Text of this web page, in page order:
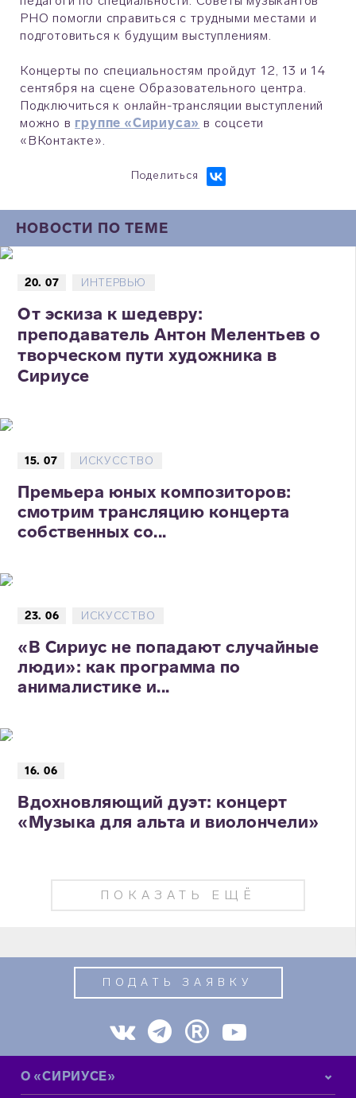
РНО помогли справиться с трудными местами и
подготовиться к будущим выступлениям.
Концерты по специальностям пройдут 12, 13 и 14
сентября на сцене Образовательного центра.
Подключиться к онлайн-трансляции выступлений
можно в группе «Сириуса» в соцсети
«ВКонтакте».
Поделиться
НОВОСТИ ПО ТЕМЕ
20. 07 ИНТЕРВЬЮ
От эскиза к шедевру:
преподаватель Антон Мелентьев о
творческом пути художника в
Сириусе
15. 07 ИСКУССТВО
Премьера юных композиторов:
смотрим трансляцию концерта
собственных со...
23. 06 ИСКУССТВО
«В Сириус не попадают случайные
люди»: как программа по
анималистике и...
16. 06
Вдохновляющий дуэт: концерт
«Музыка для альта и виолончели»
ПОКАЗАТЬ ЕЩЁ
ПОДАТЬ ЗАЯВКУ
О «СИРИУСЕ»